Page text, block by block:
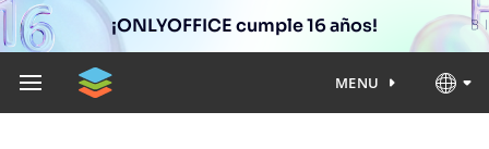
¡ONLYOFFICE cumple 16 años!
MENU